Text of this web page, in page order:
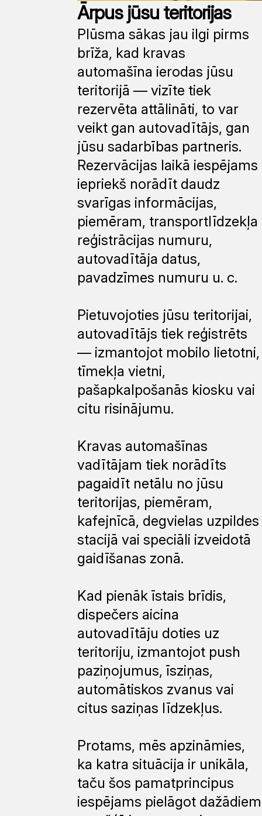
Ārpus jūsu teritorijas
Plūsma sākas jau ilgi pirms
brīža, kad kravas
automašīna ierodas jūsu
teritorijā — vizīte tiek
rezervēta attālināti, to var
veikt gan autovadītājs, gan
jūsu sadarbības partneris.
Rezervācijas laikā iespējams
iepriekš norādīt daudz
svarīgas informācijas,
piemēram, transportlīdzekļa
reģistrācijas numuru,
autovadītāja datus,
pavadzīmes numuru u. c.
Pietuvojoties jūsu teritorijai,
autovadītājs tiek reģistrēts
— izmantojot mobilo lietotni,
tīmekļa vietni,
pašapkalpošanās kiosku vai
citu risinājumu.
Kravas automašīnas
vadītājam tiek norādīts
pagaidīt netālu no jūsu
teritorijas, piemēram,
kafejnīcā, degvielas uzpildes
stacijā vai speciāli izveidotā
gaidīšanas zonā.
Kad pienāk īstais brīdis,
dispečers aicina
autovadītāju doties uz
teritoriju, izmantojot push
paziņojumus, īsziņas,
automātiskos zvanus vai
citus saziņas līdzekļus.
Protams, mēs apzināmies,
ka katra situācija ir unikāla,
taču šos pamatprincipus
iespējams pielāgot dažādiem